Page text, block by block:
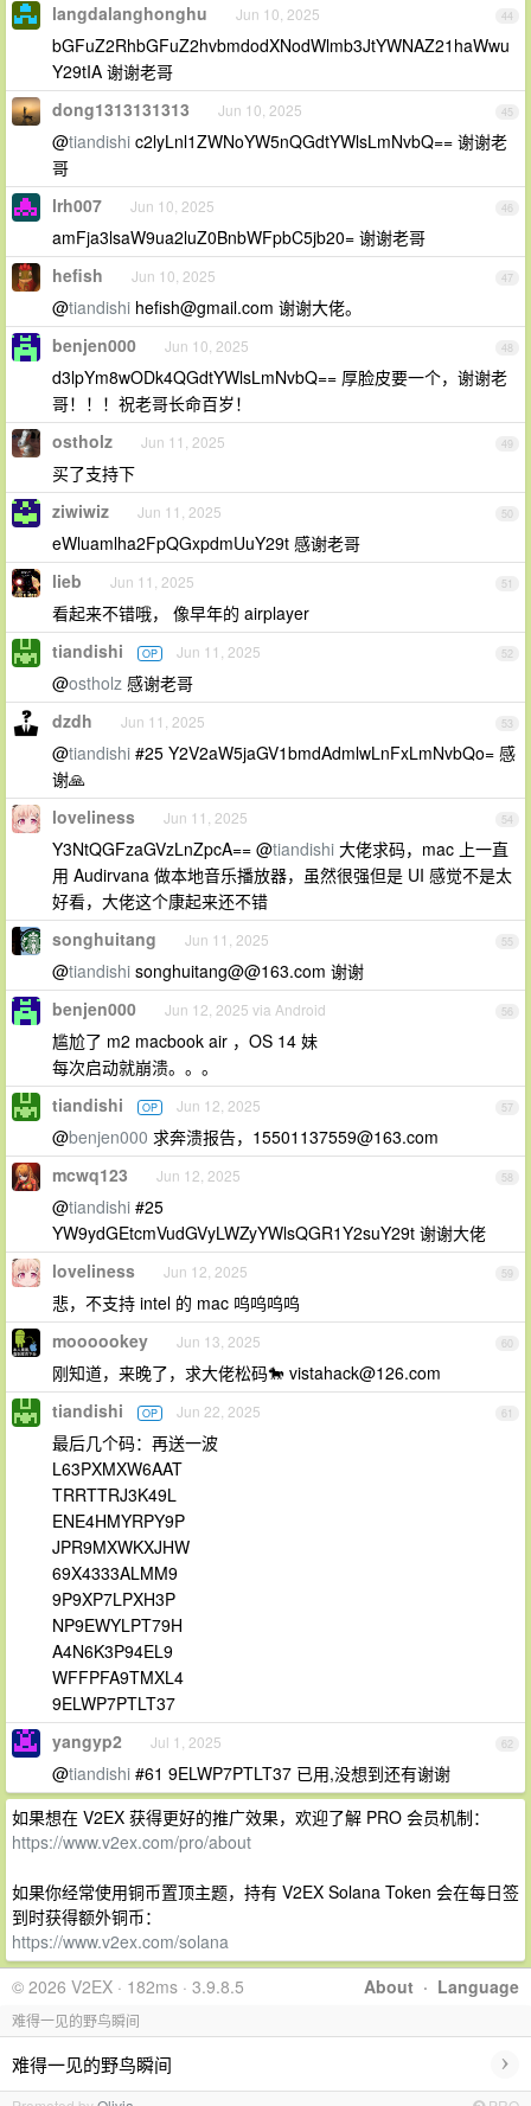
44
langdalanghonghu Jun 10, 2025
bGFuZ2RhbGFuZ2hvbmdodXNodWlmb3JtYWNAZ21haWwu
Y29tIA 谢谢老哥
45
dong1313131313 Jun 10, 2025
@tiandishi c2lyLnl1ZWNoYW5nQGdtYWlsLmNvbQ== 谢谢老
哥
46
lrh007 Jun 10, 2025
amFja3lsaW9ua2luZ0BnbWFpbC5jb20= 谢谢老哥
47
hefish Jun 10, 2025
@tiandishi hefish@gmail.com 谢谢大佬。
48
benjen000 Jun 10, 2025
d3lpYm8wODk4QGdtYWlsLmNvbQ== 厚脸皮要一个，谢谢老
哥！！！祝老哥长命百岁！
49
ostholz Jun 11, 2025
买了支持下
50
ziwiwiz Jun 11, 2025
eWluamlha2FpQGxpdmUuY29t 感谢老哥
51
lieb Jun 11, 2025
看起来不错哦， 像早年的 airplayer
52
tiandishi OP Jun 11, 2025
@ostholz 感谢老哥
53
dzdh Jun 11, 2025
@tiandishi #25 Y2V2aW5jaGV1bmdAdmlwLnFxLmNvbQo= 感
谢🙏
54
loveliness Jun 11, 2025
Y3NtQGFzaGVzLnZpcA== @tiandishi 大佬求码，mac 上一直
用 Audirvana 做本地音乐播放器，虽然很强但是 UI 感觉不是太
好看，大佬这个康起来还不错
55
songhuitang Jun 11, 2025
@tiandishi songhuitang@@163.com 谢谢
56
benjen000 Jun 12, 2025 via Android
尴尬了 m2 macbook air ，OS 14 妹
每次启动就崩溃。。。
57
tiandishi OP Jun 12, 2025
@benjen000 求奔溃报告， 15501137559@163.com
58
mcwq123 Jun 12, 2025
@tiandishi #25
YW9ydGEtcmVudGVyLWZyYWlsQGR1Y2suY29t 谢谢大佬
59
loveliness Jun 12, 2025
悲，不支持 intel 的 mac 呜呜呜呜
60
moooookey Jun 13, 2025
刚知道，来晚了，求大佬松码🐎 vistahack@126.com
61
tiandishi OP Jun 22, 2025
最后几个码：再送一波
L63PXMXW6AAT
TRRTTRJ3K49L
ENE4HMYRPY9P
JPR9MXWKXJHW
69X4333ALMM9
9P9XP7LPXH3P
NP9EWYLPT79H
A4N6K3P94EL9
WFFPFA9TMXL4
9ELWP7PTLT37
62
yangyp2 Jul 1, 2025
@tiandishi #61 9ELWP7PTLT37 已用,没想到还有谢谢
如果想在 V2EX 获得更好的推广效果，欢迎了解 PRO 会员机制：
https://www.v2ex.com/pro/about
如果你经常使用铜币置顶主题，持有 V2EX Solana Token 会在每日签
到时获得额外铜币：
https://www.v2ex.com/solana
About · Language
© 2026 V2EX · 182ms · 3.9.8.5
难得一见的野鸟瞬间
难得一见的野鸟瞬间 ›